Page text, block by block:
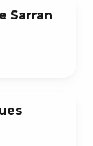
Sarran